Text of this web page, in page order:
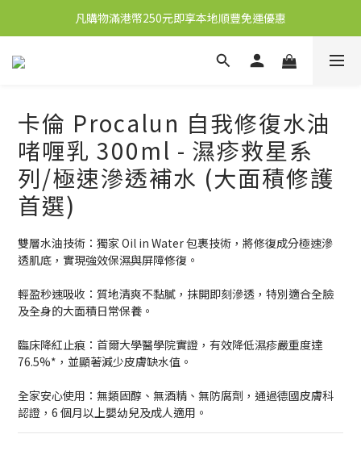
新會員送10元購物金
凡購物滿港幣250元即享本地順豐免運優惠
新會員送10元購物金
卡倫 Procalun 自我修復水油
啫喱乳 300ml - 濕疹救星系
列/極速滲透補水 (大面積修護
首選)
雙層水油技術：獨家 Oil in Water 包裹技術，將修復成分極速滲
透肌底，實現強效保濕與屏障修復。
輕盈秒速吸收：質地清爽不黏膩，抹開即刻滲透，特別適合全臉
及全身的大面積日常保養。
臨床降紅止痕：首爾大學醫學院實證，有效降低濕疹嚴重度達
76.5%*，並顯著減少皮膚缺水值。
全家安心使用：無類固醇、無酒精、無防腐劑，通過德國皮膚科
認證，6 個月以上嬰幼兒及成人適用。